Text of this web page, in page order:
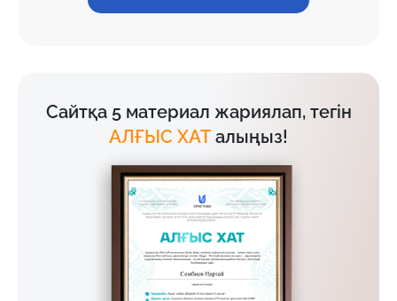
Сайтқа 5 материал жариялап, тегін
АЛҒЫС ХАТ алыңыз!